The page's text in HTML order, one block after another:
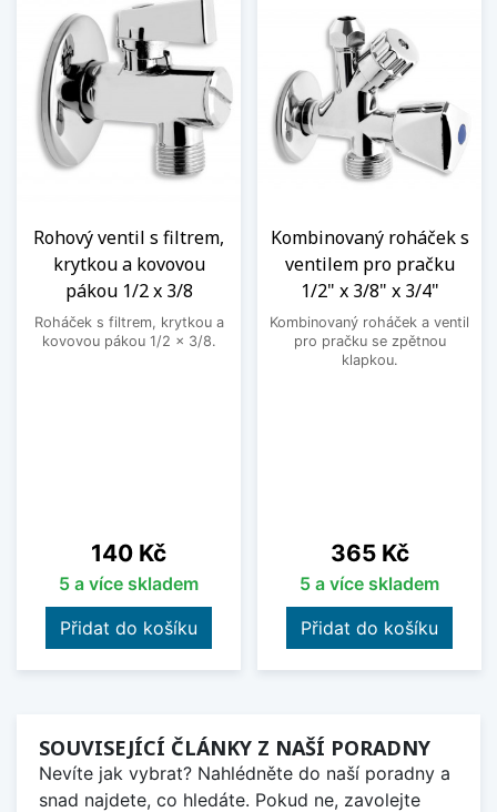
Rohový ventil s filtrem,
krytkou a kovovou
pákou 1/2 x 3/8
Roháček s filtrem, krytkou a
kovovou pákou 1/2 x 3/8.
Cena
140 Kč
5 a více skladem
Přidat do košíku
Kombinovaný roháček s
ventilem pro pračku
1/2" x 3/8" x 3/4"
Kombinovaný roháček a ventil
pro pračku se zpětnou
klapkou.
Cena
365 Kč
5 a více skladem
Přidat do košíku
SOUVISEJÍCÍ ČLÁNKY Z NAŠÍ PORADNY
Nevíte jak vybrat? Nahlédněte do naší poradny a
snad najdete, co hledáte. Pokud ne, zavolejte